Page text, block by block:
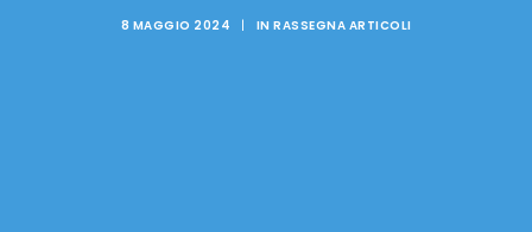
8 MAGGIO 2024 | IN RASSEGNA ARTICOLI